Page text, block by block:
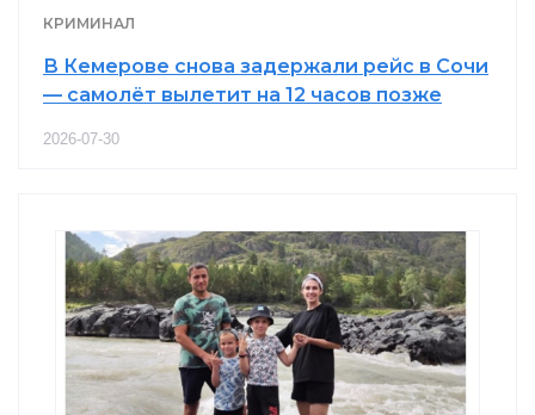
КРИМИНАЛ
В Кемерове снова задержали рейс в Сочи
— самолёт вылетит на 12 часов позже
2026-07-30